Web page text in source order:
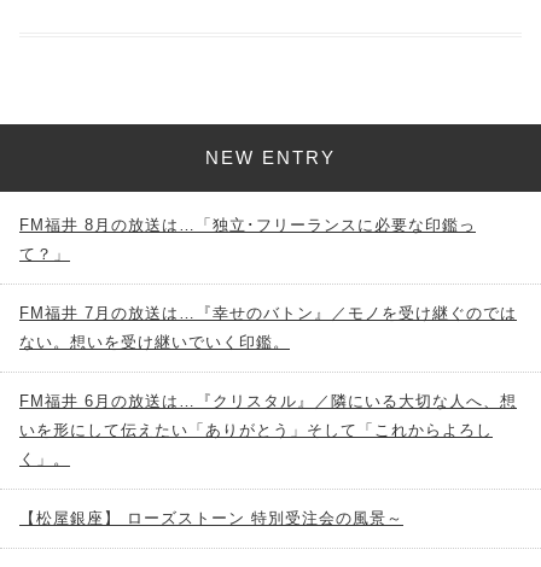
NEW ENTRY
FM福井 8月の放送は…「独立･フリーランスに必要な印鑑っ
て？」
FM福井 7月の放送は…『幸せのバトン』／モノを受け継ぐのでは
ない。想いを受け継いでいく印鑑。
FM福井 6月の放送は…『クリスタル』／隣にいる大切な人へ、想
いを形にして伝えたい「ありがとう」そして「これからよろし
く」。
【松屋銀座】 ローズストーン 特別受注会の風景～